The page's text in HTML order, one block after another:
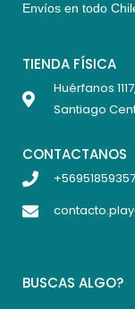
Envíos en todo
TIENDA FÍSICA
Huérfanos
Santiago
CONTACTANOS
+56951859357
BUSCAS ALGO?